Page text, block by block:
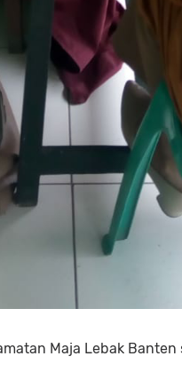
Maja Lebak